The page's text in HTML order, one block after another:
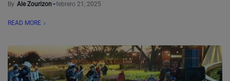
By Ale Zourizon febrero 21, 2025
READ MORE